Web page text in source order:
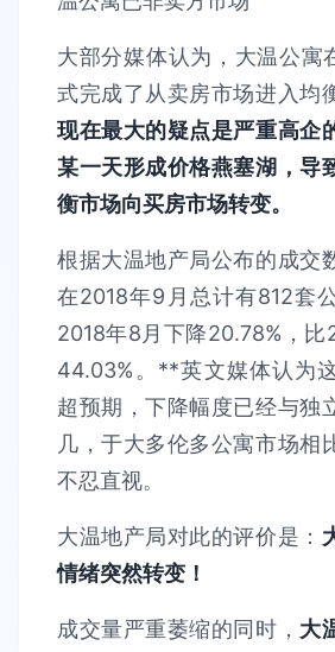
大部分媒体认为，大温公寓
式完成了从卖房市场进入均
现在最大的疑点是严重高企
某一天形成价格燕塞湖，导
衡市场向买房市场转变。
根据大温地产局公布的成交
在2018年9月总计有812套
2018年8月下降20.78%，比
44.03%。**英文媒体认为
超预期，下降幅度已经与独
几，于大多伦多公寓市场相
不忍直视。
大温地产局对此的评价是：
情绪突然转变！
成交量严重萎缩的同时， 大